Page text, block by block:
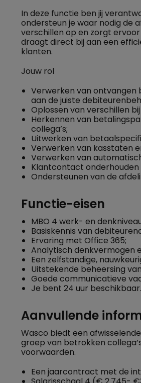
In deze functie ben jij
ondersteun je waar nodig de
verschillen op en zorgt
draagt direct bij aan een
klanten.
Jouw rol
Verwerken van ontvangen
aan de juiste
Oplossen van verschillen
Herkennen van
collega’s;
Uitwerken van
Verwerken van kasstaten
Verwerken van
Klantcontact
Ondersteunen van de
Functie-eisen
MBO 4 werk- en
Basiskennis van
Ervaring met Office 365;
Analytisch denkvermogen
Een zelfstandige,
Uitstekende beheersing
Goede communicatieve
Je bent 24 uur beschikbaar.
Aanvullende
Wasco biedt een
groep van betrokken
voorwaarden.
Een jaarcontract met de